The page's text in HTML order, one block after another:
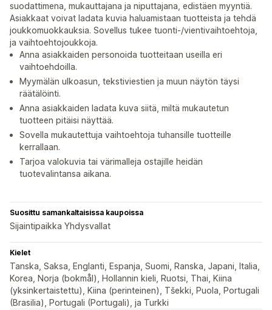
suodattimena, mukauttajana ja niputtajana, edistäen myyntiä.
Asiakkaat voivat ladata kuvia haluamistaan tuotteista ja tehdä
joukkomuokkauksia. Sovellus tukee tuonti-/vientivaihtoehtoja,
ja vaihtoehtojoukkoja.
Anna asiakkaiden personoida tuotteitaan useilla eri
vaihtoehdoilla.
Myymälän ulkoasun, tekstiviestien ja muun näytön täysi
räätälöinti.
Anna asiakkaiden ladata kuva siitä, miltä mukautetun
tuotteen pitäisi näyttää.
Sovella mukautettuja vaihtoehtoja tuhansille tuotteille
kerrallaan.
Tarjoa valokuvia tai värimalleja ostajille heidän
tuotevalintansa aikana.
Suosittu samankaltaisissa kaupoissa
Sijaintipaikka Yhdysvallat
Kielet
Tanska, Saksa, Englanti, Espanja, Suomi, Ranska, Japani, Italia,
Korea, Norja (bokmål), Hollannin kieli, Ruotsi, Thai, Kiina
(yksinkertaistettu), Kiina (perinteinen), Tšekki, Puola, Portugali
(Brasilia), Portugali (Portugali), ja Turkki